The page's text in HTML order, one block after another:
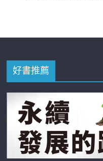
好書推薦